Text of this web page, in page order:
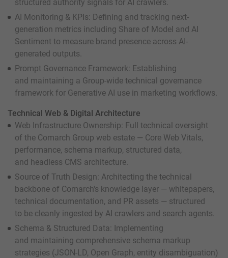
structured authority signals for AI crawlers.
AI Monitoring & KPIs: Defining and tracking next-
generation metrics including Share of Model and AI
Sentiment to measure brand presence across AI-
generated outputs.
Prompt Governance Framework: Establishing
and maintaining a Group-wide technical governance
framework for Generative AI use in marketing workflows.
Technical Web & Digital Architecture
Web Infrastructure Ownership: Full technical oversight
of the Comarch Group web estate — Core Web Vitals,
performance, schema markup, structured data,
and headless CMS architecture.
Source of Truth Design: Architecting the technical
backbone of Comarch's knowledge layer — whitepapers,
technical documentation, and PR assets — structured
to be cleanly ingested by AI crawlers and search agents.
Schema & Structured Data: Implementing
and maintaining comprehensive schema markup
strategies (JSON-LD, Open Graph, entity disambiguation)